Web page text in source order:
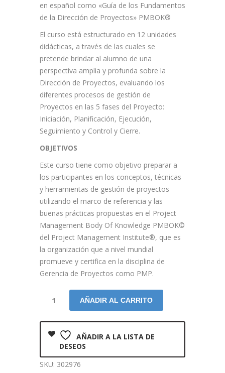
en español como «Guía de los Fundamentos
de la Dirección de Proyectos» PMBOK®
El curso está estructurado en 12 unidades
didácticas, a través de las cuales se
pretende brindar al alumno de una
perspectiva amplia y profunda sobre la
Dirección de Proyectos, evaluando los
diferentes procesos de gestión de
Proyectos en las 5 fases del Proyecto:
Iniciación, Planificación, Ejecución,
Seguimiento y Control y Cierre.
OBJETIVOS
Este curso tiene como objetivo preparar a
los participantes en los conceptos, técnicas
y herramientas de gestión de proyectos
utilizando el marco de referencia y las
buenas prácticas propuestas en el Project
Management Body Of Knowledge PMBOK©
del Project Management Institute®, que es
la organización que a nivel mundial
promueve y certifica en la disciplina de
Gerencia de Proyectos como PMP.
AÑADIR AL CARRITO
AÑADIR A LA LISTA DE
DESEOS
SKU: 302976